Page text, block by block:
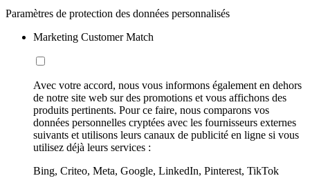
Paramètres de protection des données personnalisés
Marketing Customer Match
Avec votre accord, nous vous informons également en dehors
de notre site web sur des promotions et vous affichons des
produits pertinents. Pour ce faire, nous comparons vos
données personnelles cryptées avec les fournisseurs externes
suivants et utilisons leurs canaux de publicité en ligne si vous
utilisez déjà leurs services :
Bing, Criteo, Meta, Google, LinkedIn, Pinterest, TikTok